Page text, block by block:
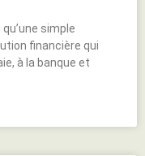
simple
financière qui
à la banque et